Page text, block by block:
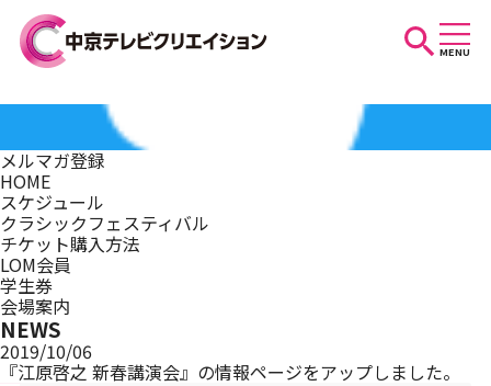
MENU
お知らせ
スケジュール
イベントを探す
メルマガ登録
HOME
スケジュール
クラシックフェスティバル
チケット購入方法
LOM会員
学生券
会場案内
NEWS
2019/10/06
『江原啓之 新春講演会』の情報ページをアップしました。